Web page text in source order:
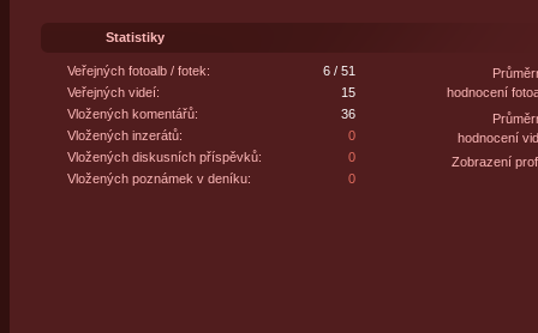
Statistiky
Veřejných fotoalb / fotek:
6 / 51
Veřejných videí:
15
Vložených komentářů:
36
Vložených inzerátů:
0
Vložených diskusních příspěvků:
0
Vložených poznámek v deníku:
0
hodnocení
hodnocení
Zobrazení